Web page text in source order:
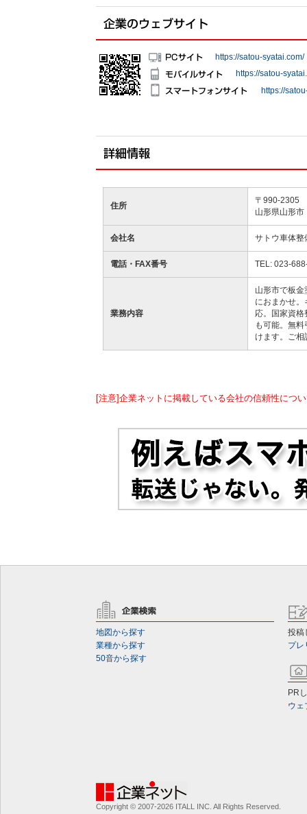
https://satou-syatai.com/
https://satou-
https://
住所
〒990-2305
山形県山形
会社名 サトウ車体整
電話・FAX番号 TEL: 023-
業務内容
山形市で板
におまかせ
応。国家資
も可能。無
けます。ご
[注意]企業ネットに掲載している会社の信頼性につ
地図から探す
業種から探す
50音から探す
投稿
プレ
PR
ウェ
Copyright © 2007-2026 ITALL INC. All Rights Reserved.